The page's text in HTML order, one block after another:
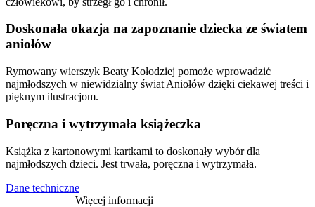
Doskonała okazja na zapoznanie dziecka ze światem
aniołów
Rymowany wierszyk Beaty Kołodziej pomoże wprowadzić
najmłodszych w niewidzialny świat Aniołów dzięki ciekawej treści i
pięknym ilustracjom.
Poręczna i wytrzymała książeczka
Książka z kartonowymi kartkami to doskonały wybór dla
najmłodszych dzieci. Jest trwała, poręczna i wytrzymała.
Dane techniczne
Więcej informacji